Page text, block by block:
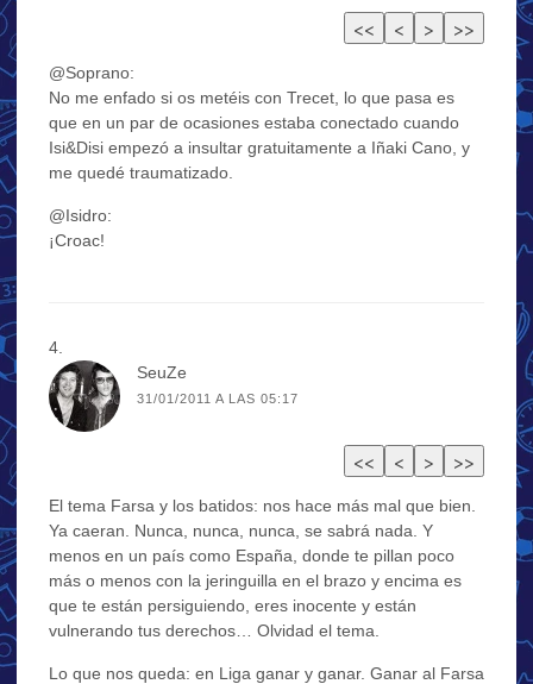
@Soprano:
No me enfado si os metéis con Trecet, lo que pasa es
que en un par de ocasiones estaba conectado cuando
Isi&Disi empezó a insultar gratuitamente a Iñaki Cano, y
me quedé traumatizado.
@Isidro:
¡Croac!
SeuZe
31/01/2011 A LAS 05:17
El tema Farsa y los batidos: nos hace más mal que bien.
Ya caeran. Nunca, nunca, nunca, se sabrá nada. Y
menos en un país como España, donde te pillan poco
más o menos con la jeringuilla en el brazo y encima es
que te están persiguiendo, eres inocente y están
vulnerando tus derechos… Olvidad el tema.
Lo que nos queda: en Liga ganar y ganar. Ganar al Farsa